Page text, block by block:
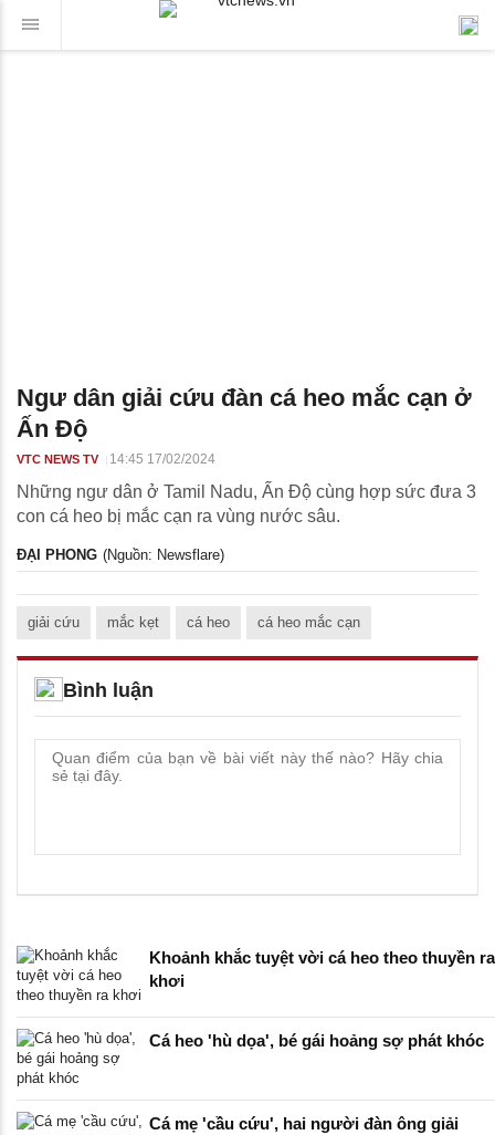
Ngư dân giải cứu đàn cá heo mắc cạn ở
Ấn Độ
VTC NEWS TV 14:45 17/02/2024
Những ngư dân ở Tamil Nadu, Ấn Độ cùng hợp sức đưa 3
con cá heo bị mắc cạn ra vùng nước sâu.
ĐẠI PHONG (Nguồn: Newsflare)
giải cứu mắc kẹt cá heo cá heo mắc cạn
Bình luận
Khoảnh khắc tuyệt vời cá heo theo thuyền ra
khơi
Cá heo 'hù dọa', bé gái hoảng sợ phát khóc
Cá mẹ 'cầu cứu', hai người đàn ông giải